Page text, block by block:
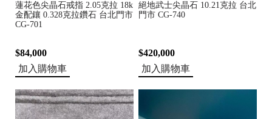
蓮花色尖晶石戒指 2.05克拉 18k
金配鑲 0.328克拉鑽石 台北門市
CG-701
$84,000
加入購物車
絕地武士尖晶石 10.21克拉 台北
門市 CG-740
$420,000
加入購物車